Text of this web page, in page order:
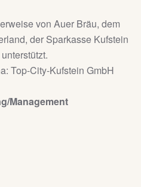
von Auer Bräu, dem
der Sparkasse Kufstein
Top-City-Kufstein GmbH
Management
62936